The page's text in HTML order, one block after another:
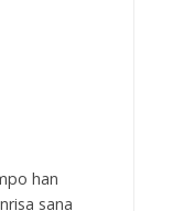
han
sana